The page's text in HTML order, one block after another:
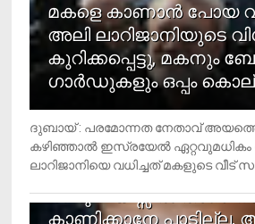
മകളെ കാണാന്‍ പോയ
അലി ലാറിജാനിയുടെ
കുറിക്കപ്പെട്ടു, മകനും
ഗാര്‍ഡുകളും ഒപ്പം
ദുബായ് : പരമോന്നത നേതാവ്
കഴിഞ്ഞാല്‍ ഇസ്രയേല്‍ ഏറ്റവുമധികം
ലാറിജാനിയെ വധിച്ചത് മകളുടെ വീട്
4
രണ്ടു വയസ്സില്‍ താഴെ
കാണിക്കാനേ